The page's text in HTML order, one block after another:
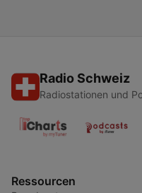
Radio Schweiz
Radiostationen und
Ressourcen